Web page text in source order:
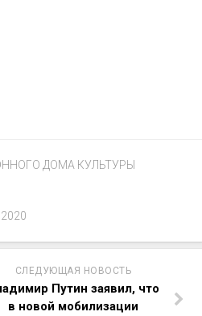
ДОМА КУЛЬТУРЫ
СЛЕДУЮЩАЯ НОВОСТЬ
Путин заявил, что
в новой мобилизации